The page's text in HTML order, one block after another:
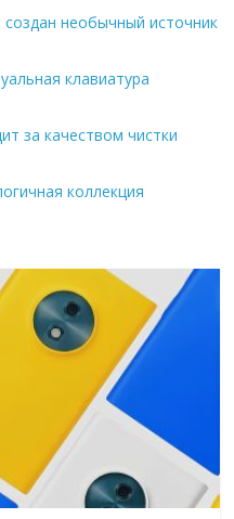
необычный источник
клавиатура
за качеством чистки
коллекция